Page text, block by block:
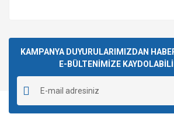
KAMPANYA DUYURULARIMIZDAN
E-BÜLTENİMİZE